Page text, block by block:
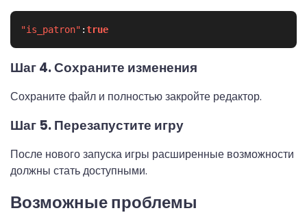
"is_patron" :true
Шаг 4. Сохраните изменения
Сохраните файл и полностью закройте редактор.
Шаг 5. Перезапустите игру
После нового запуска игры расширенные возможности
должны стать доступными.
Возможные проблемы